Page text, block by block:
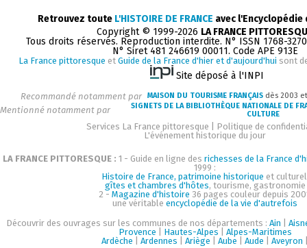
Retrouvez toute L'HISTOIRE DE FRANCE avec
Copyright © 1999-2026 LA FRANCE
Tous droits réservés. Reproduction interdite. N° ISSN 1768-
N° Siret 481 246619 00011. Code APE 913E
La France pittoresque et Guide de la France d'hier et d'aujourd'hui sont
Site déposé à l'INPI
Recommandé notamment par MAISON DU TOURISME FRANÇAIS dès 2003
Mentionné notamment par
SIGNETS DE LA BIBLIOTHÈQUE NATIONALE DE
CULTURE
Services La France pittoresque
Politique de
L'événement historique du jour
LA FRANCE PITTORESQUE : 1 - Guide en ligne des richesses de la France
1999 :
Histoire de France, patrimoine historique et
gîtes et chambres d'hôtes, tourisme, gastronomie
2 - Magazine d'histoire 36 pages couleur depuis
une véritableencyclopédie de la vie d'autrefois
Découvrir des ouvrages sur les communes de nos départements :Ain |
Provence
Hautes-Alpes
Alpes-Maritimes
Ardèche |Ardennes |Ariège |Aube |Aude |Aveyron